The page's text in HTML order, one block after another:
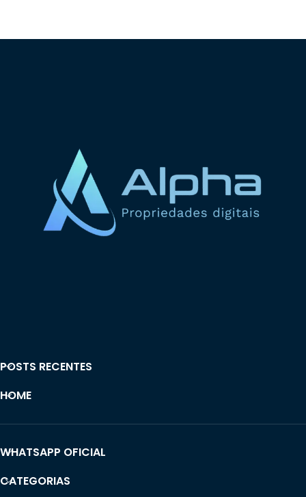
POSTS RECENTES
HOME
WHATSAPP OFICIAL
CATEGORIAS